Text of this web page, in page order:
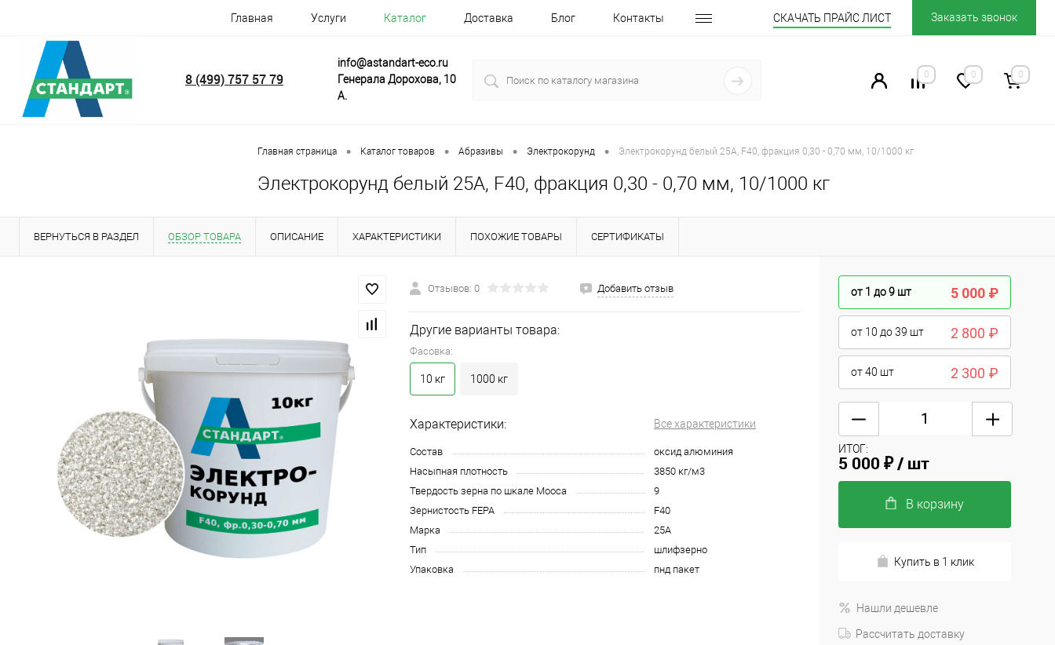
Главная Услуги Каталог Доставка Блог Контакты СКАЧАТЬ ПРАЙС ЛИСТ Заказать звонок
8 (499) 757 57 79
info@astandart-eco.ru
Генерала Дорохова, 10
А.
0 0 0
Главная страница • Каталог товаров • Абразивы • Электрокорунд • Электрокорунд белый 25А, F40, фракция 0,30 - 0,70 мм, 10/1000 кг
Электрокорунд белый 25А, F40, фракция 0,30 - 0,70 мм, 10/1000 кг
ВЕРНУТЬСЯ В РАЗДЕЛ ОБЗОР ТОВАРА ОПИСАНИЕ ХАРАКТЕРИСТИКИ ПОХОЖИЕ ТОВАРЫ СЕРТИФИКАТЫ
Отзывов: 0 Добавить отзыв
Другие варианты товара:
Фасовка:
10 кг 1000 кг
Характеристики: Все характеристики
Состав
оксид алюминия
Насыпная плотность
3850 кг/м3
Твердость зерна по шкале Мооса
9
Зернистость FEPA
F40
Марка
25А
Тип
шлифзерно
Упаковка
пнд пакет
от 1 до 9 шт 5 000 ₽
от 10 до 39 шт 2 800 ₽
от 40 шт 2 300 ₽
ИТОГ:
5 000 ₽/ шт
В корзину
Купить в 1 клик
Нашли дешевле
Рассчитать доставку